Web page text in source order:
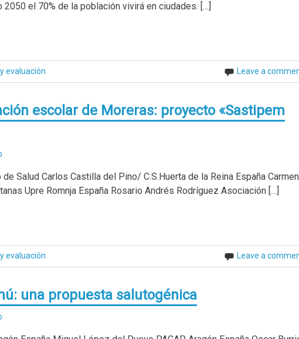
2050 el 70% de la población vivirá en ciudades. […]
evaluación Leave a
escolar de Moreras: proyecto «Sastipem
Salud Carlos Castilla del Pino/ C.S.Huerta de la Reina España Carmen
Upre Romnja España Rosario Andrés Rodríguez Asociación […]
evaluación Leave a
una propuesta salutogénica